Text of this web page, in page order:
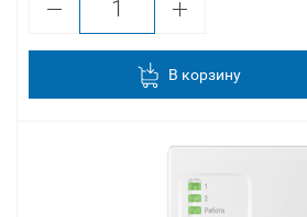
В корзину